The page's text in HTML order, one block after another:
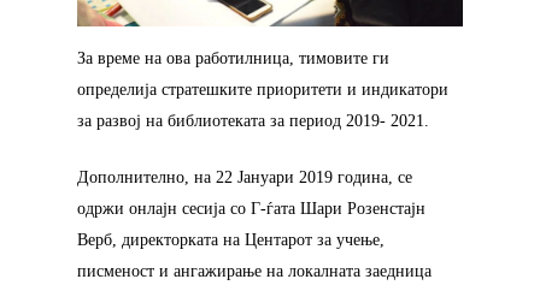
За време на ова работилница, тимовите ги
определија стратешките приоритети и индикатори
за развој на библиотеката за период 2019- 2021.
Дополнително, на 22 Јануари 2019 година, се
одржи онлајн сесија со Г-ѓата Шари Розенстајн
Верб, директорката на Центарот за учење,
писменост и ангажирање на локалната заедница